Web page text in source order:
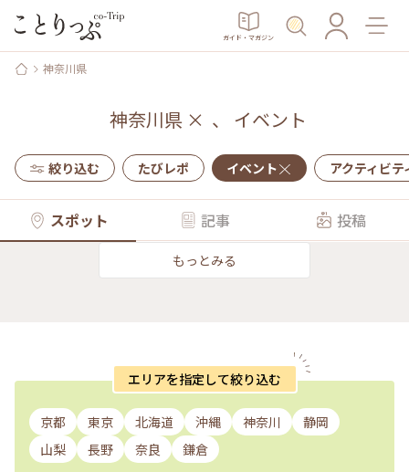
ガイド・マガジン
神奈川県
神奈川県 × 、 イベント
絞り込む たびレポ イベント アクティビテ
スポット 記事 投稿
もっとみる
エリアを指定して絞り込む
京都 東京 北海道 沖縄 神奈川
静岡
山梨
長野 奈良 鎌倉